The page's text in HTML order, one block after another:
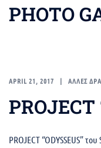
PHOTO
APRIL 21, 2017 ΑΛΛΕΣ
PROJECT
PROJECT “ODYSSEUS”